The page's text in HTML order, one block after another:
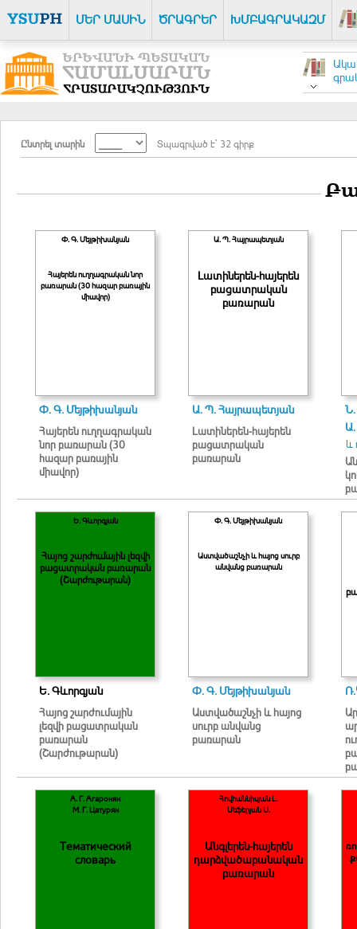
ՄԵՐ ՄԱՍԻՆ ԾՐԱԳՐԵՐ ԽՄԲԱԳՐԱԿԱԶՄ
Ընտրել տարին Տպագրված է` 32 գիրք
Փ. Գ. Մեյթիխանյան
Հայերեն ուղղագրական նոր
բառարան (30 հազար բառային
միավոր)
Փ. Գ. Մեյթիխանյան
Հայերեն ուղղագրական
նոր բառարան (30
հազար բառային
միավոր)
Ա. Պ. Հայրապետյան
Լատիներեն-հայերեն
բացատրական
բառարան
Ա. Պ. Հայրապետյան
Լատիներեն-հայերեն
բացատրական
բառարան
և
Ե. Գևորգյան
Հայոց շարժումային լեզվի
բացատրական բառարան
(Շարժութարան)
Ե. Գևորգյան
Հայոց շարժումային
լեզվի բացատրական
բառարան
(Շարժութարան)
Փ. Գ. Մեյթիխանյան
Աստվածաշնչի և հայոց սուրբ
անվանց բառարան
Փ. Գ. Մեյթիխանյան
Աստվածաշնչի և հայոց
սուրբ անվանց
բառարան
А. Г. Агаронян
М. Г. Цатурян
Тематический
словарь
Հովհաննիսյան Լ.
Սեֆերյան Ս.
Անգլերեն-հայերեն
դարձվածաբանական
բառարան